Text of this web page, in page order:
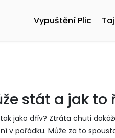
Vypuštění Plic
stát a jak to
jako dřív? Ztráta chuti
v pořádku. Může za to